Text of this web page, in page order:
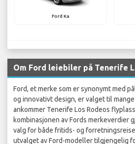
Ford Ka
Om Ford leiebiler på Tenerife
Ford, et merke som er synonymt med
og innovativt design, er valget til
ankommer Tenerife Los Rodeos
kombinasjonen av Fords merkeverdier
valg for både fritids- og
utvalget av Ford-modeller tilgjengelig